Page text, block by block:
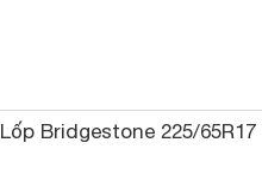
Lốp Bridgestone 225/65R17